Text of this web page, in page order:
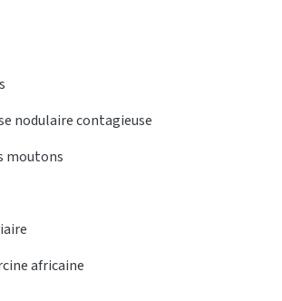
nodulaire contagieuse
moutons
africaine